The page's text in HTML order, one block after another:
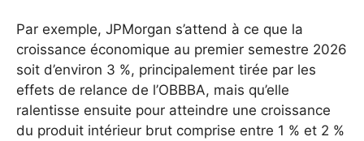
Par exemple, JPMorgan s’attend à ce que la
croissance économique au premier semestre 2026
soit d’environ 3 %, principalement tirée par les
effets de relance de l’OBBBA, mais qu’elle
ralentisse ensuite pour atteindre une croissance
du produit intérieur brut comprise entre 1 % et 2 %